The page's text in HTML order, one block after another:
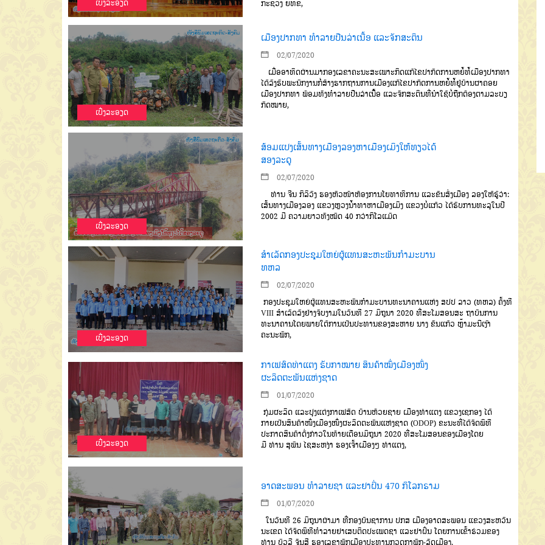
ເບີ່ງລະອຽດ ກະຊວງ ຍທຂ,
ເບີ່ງລະອຽດ
ເມືອງປາກທາ ທຳລາຍປືນລ່າເນື້ອ ແລະຈັກສະຕິນ
02/07/2020
ເມື່ອອາທິດຜ່ານມາກອງເລຂາຄະນະສະເພາະກິດແກ້ໄຂປາກົດການຫຍໍ້ທໍ້ເມືອງປາກທາ
ໄດ້ລົງຮັບພະນັກງານກໍ່ສ້າງຮາກຖານການເມືອງແກ້ໄຂປາກົດການຫຍໍ້ທໍ້ຢູ່ບ້ານຜາຄອຍ
ເມືອງປາກທາ ພ້ອມທັງທຳລາຍປືນລ່າເນື້ອ ແລະຈັກສະຕິນທີ່ນຳໃຊ້ບໍ່ຖືກຕ້ອງຕາມລະບຽ
ກົດໝາຍ,
ເບີ່ງລະອຽດ
ສ້ອມແປງເສັ້ນທາງເມືອງລອງຫາເມືອງເມິງໃຫ້ທຽວໄດ້
ສອງລະດູ
02/07/2020
ທ່ານ ຈີນ ກິລິວົງ ຮອງຫົວໜ້າຫ້ອງການໂຍທາທິການ ແລະຂົນສົ່ງເມືອງ ລອງໃຫ້ຮູ້ວ່າ:
ເສັ້ນທາງເມືອງລອງ ແຂວງຫຼວງນໍ້າທາຫາເມືອງເມິງ ແຂວງບໍ່ແກ້ວ ໄດ້ຮັບການທະລຸໃນປີ
2002 ມີ ຄວາມຍາວທັງໝົດ 40 ກວ່າກິໂລແມັດ
ເບີ່ງລະອຽດ
ສຳເລັດກອງປະຊຸມໃຫຍ່ຜູ້ແທນສະຫະພັນກຳມະບານ
ທຫລ
02/07/2020
ກອງປະຊຸມໃຫຍ່ຜູ້ແທນສະຫະພັນກໍາມະບານທະນາຄານແຫ່ງ ສປປ ລາວ (ທຫລ) ຄັ້ງທີ
VIII ສໍາເລັດລົງຢ່າງຈົບງາມໃນວັນທີ 27 ມິຖຸນາ 2020 ທີ່ສະໂມສອນສະ ຖາບັນການ
ທະນາຄານໂດຍພາຍໃຕ້ການເປັນປະທານຂອງສະຫາຍ ນາງ ຂັນແກ້ວ ຫຼ້າມະນີເງົາ
ຄະນະພັກ,
ເບີ່ງລະອຽດ
ກາເຟສົດທ່າແຕງ ຮັບກາໝາຍ ສິນຄ້າໝຶ່ງເມືອງໜຶ່ງ
ຜະລິດຕະພັນແຫ່ງຊາດ
01/07/2020
ກຸ່ມຜະລິດ ແລະປຸງແຕ່ງກາເຟສົດ ບ້ານຫ້ວຍຊາຍ ເມືອງທ່າແຕງ ແຂວງເຊກອງ ໄດ້
ກາຍເປັນສິນຄ້າໜຶ່ງເມືອງໜຶ່ງຜະລິດຕະພັນແຫ່ງຊາດ(ODOP) ຂະນະທີ່ໄດ້ຈັດພິທີ
ປະກາດສິນຄ້າດັ່ງກ່າວໃນທ້າຍເດືອນມິຖຸນາ 2020 ທີ່ສະໂມສອນຂອງເມືອງໂດຍ
ມີ ທ່ານ ສຸພົນ ໄຊສະຫງ່າ ຮອງເຈົ້າເມືອງໆ ທ່າແຕງ,
ອາດສະພອນ ທຳລາຍຊາ ແລະຢາຝິ່ນ 470 ກິໂລກຣາມ
01/07/2020
ໃນວັນທີ26 ມິຖຸນາຜ່າມາ ທີ່ກອງບັນຊາການ ປກສ ເມືອງອາດສະພອນ ແຂວງສະຫວັນ
ນະເຂດ ໄດ້ຈັດພິທີທຳລາຍຢາເສບຕິດປະເພດຊາ ແລະຢາຝິ່ນ ໂດຍການເຂົ້າຮ່ວມຂອງ
ທ່ານ ບົວລີ ຈັນສີ ຮອງເລຂາພັກເມືອງປະທານກວດກາພັກ-ລັດເມືອງ,